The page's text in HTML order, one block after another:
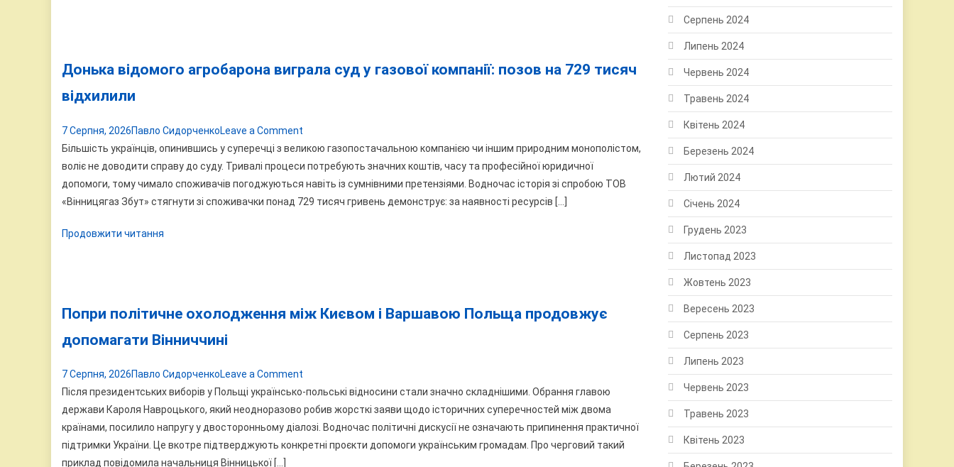
Донька відомого агробарона виграла суд у газової компанії: позов на 729 тисяч
відхилили
7 Серпня, 2026Павло СидорченкоLeave a Comment
Донька
відомого
агробарона
виграла
на
Більшість українців, опинившись у суперечці з великою газопостачальною компанією чи іншим природним монополістом,
воліє не доводити справу до суду. Тривалі процеси потребують значних коштів, часу та професійної юридичної
допомоги, тому чимало споживачів погоджуються навіть із сумнівними претензіями. Водночас історія зі спробою ТОВ
«Вінницягаз Збут» стягнути зі споживачки понад 729 тисяч гривень демонструє: за наявності ресурсів […]
Продовжити читання
Попри політичне охолодження між Києвом і Варшавою Польща продовжує
допомагати Вінниччині
7 Серпня, 2026Павло СидорченкоLeave a Comment
Попри
політичне
охолодження
між
Після президентських виборів у Польщі українсько-польські відносини стали значно складнішими. Обрання главою
держави Кароля Навроцького, який неодноразово робив жорсткі заяви щодо історичних суперечностей між двома
країнами, посилило напругу у двосторонньому діалозі. Водночас політичні дискусії не означають припинення практичної
підтримки України. Це вкотре підтверджують конкретні проєкти допомоги українським громадам. Про черговий такий
приклад повідомила начальниця Вінницької […]
Серпень 2024
Липень 2024
Червень 2024
Травень 2024
Квітень 2024
Березень 2024
Лютий 2024
Січень 2024
Грудень 2023
Листопад 2023
Жовтень 2023
Вересень 2023
Серпень 2023
Липень 2023
Червень 2023
Травень 2023
Квітень 2023